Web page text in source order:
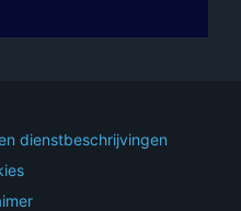
dienstbeschrijvingen